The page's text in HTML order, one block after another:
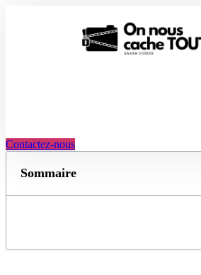
Contactez-nous
Sommaire